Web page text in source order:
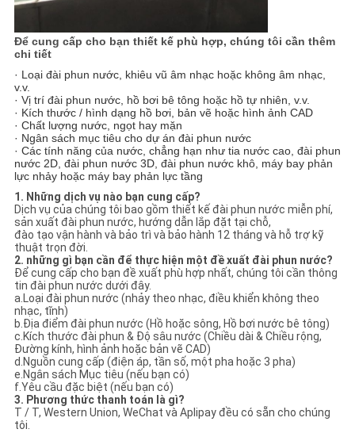
Để cung cấp cho bạn thiết kế phù hợp, chúng tôi cần thêm
chi tiết
· Loại đài phun nước, khiêu vũ âm nhạc hoặc không âm nhạc,
v.v.
· Vị trí đài phun nước, hồ bơi bê tông hoặc hồ tự nhiên, v.v.
· Kích thước / hình dạng hồ bơi, bản vẽ hoặc hình ảnh CAD
· Chất lượng nước, ngọt hay mặn
· Ngân sách mục tiêu cho dự án đài phun nước
· Các tính năng của nước, chẳng hạn như tia nước cao, đài phun
nước 2D, đài phun nước 3D, đài phun nước khô, máy bay phản
lực nhảy hoặc máy bay phản lực tầng
1. Những dịch vụ nào bạn cung cấp?
Dịch vụ của chúng tôi bao gồm thiết kế đài phun nước miễn phí,
sản xuất đài phun nước, hướng dẫn lắp đặt tại chỗ,
đào tạo vận hành và bảo trì và bảo hành 12 tháng và hỗ trợ kỹ
thuật trọn đời.
2. những gì bạn cần để thực hiện một đề xuất đài phun nước?
Để cung cấp cho bạn đề xuất phù hợp nhất, chúng tôi cần thông
tin đài phun nước dưới đây.
a.Loại đài phun nước (nhảy theo nhạc, điều khiển không theo
nhạc, tĩnh)
b.Địa điểm đài phun nước (Hồ hoặc sông, Hồ bơi nước bê tông)
c.Kích thước đài phun & Độ sâu nước (Chiều dài & Chiều rộng,
Đường kính, hình ảnh hoặc bản vẽ CAD)
d.Nguồn cung cấp (điện áp, tần số, một pha hoặc 3 pha)
e.Ngân sách Mục tiêu (nếu bạn có)
f.Yêu cầu đặc biệt (nếu bạn có)
3. Phương thức thanh toán là gì?
T / T, Western Union, WeChat và Aplipay đều có sẵn cho chúng
tôi.